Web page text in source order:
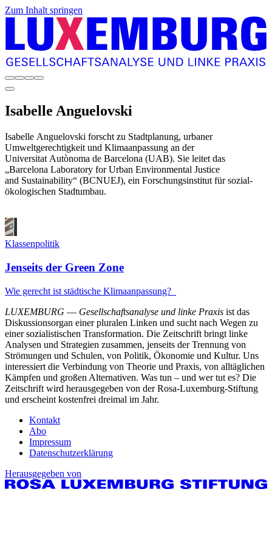
Zum Inhalt springen
Isabelle Anguelovski
Isabelle Anguelovski forscht zu Stadtplanung, urbaner
Umweltgerechtigkeit und Klimaanpassung an der
Universitat Autònoma de Barcelona (UAB). Sie leitet das
„Barcelona Laboratory for Urban Environmental Justice
and Sustainability“ (BCNUEJ), ein Forschungsinstitut für sozial-
ökologischen Stadtumbau.
Klassenpolitik
Jenseits der Green Zone
Wie gerecht ist städtische Klimaanpassung?
LUXEMBURG — Gesellschaftsanalyse und linke Praxis ist das
Diskussionsorgan einer pluralen Linken und sucht nach Wegen zu
einer sozialistischen Transformation. Die Zeitschrift bringt linke
Analysen und Strategien zusammen, jenseits der Trennung von
Strömungen und Schulen, von Politik, Ökonomie und Kultur. Uns
interessiert die Verbindung von Theorie und Praxis, von alltäglichen
Kämpfen und großen Alternativen. Was tun – und wer tut es? Die
Zeitschrift wird herausgegeben von der Rosa-Luxemburg-Stiftung
und erscheint kostenfrei dreimal im Jahr.
Kontakt
Abo
Impressum
Datenschutzerklärung
Herausgegeben von